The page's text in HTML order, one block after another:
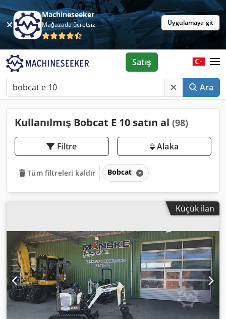
Machineseeker
Mağazada ücretsiz Uygulamaya git
Ara
Satış
Kullanılmış Bobcat E 10 satın al (98)
Filtre Alaka
Tüm filtreleri kaldır Bobcat
Küçük ilan